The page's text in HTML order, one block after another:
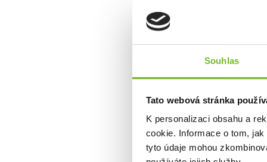
Souhlas
Tato webová stránka
K personalizaci obsahu a
cookie. Informace o tom,
tyto údaje mohou
Grundéns
Grundéns
dalších
Od roku
odolném
rybářů
které vám
značky
ale také
Grundéns